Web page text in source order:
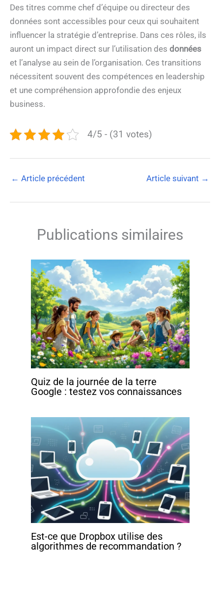
Des titres comme chef d’équipe ou directeur des
données sont accessibles pour ceux qui souhaitent
influencer la stratégie d’entreprise. Dans ces rôles, ils
auront un impact direct sur l’utilisation des données
et l’analyse au sein de l’organisation. Ces transitions
nécessitent souvent des compétences en leadership
et une compréhension approfondie des enjeux
business.
4/5 - (31 votes)
← Article précédent Article suivant →
Publications similaires
Quiz de la journée de la terre
Google : testez vos connaissances
Est-ce que Dropbox utilise des
algorithmes de recommandation ?